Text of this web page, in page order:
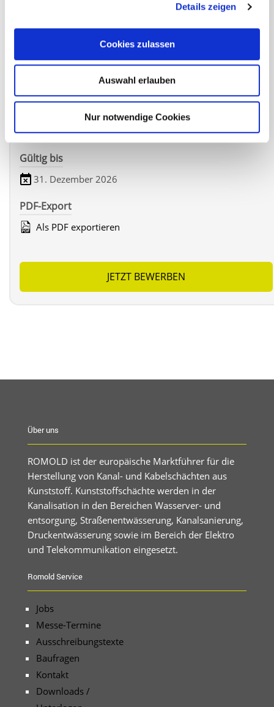
Details zeigen
Cookies zulassen
Auswahl erlauben
Nur notwendige Cookies
Im Untergrund 1, Teisendorf, Bayern, 83317,
i.d.R.: 06:30 - 15:30 Uhr
Gültig bis
31. Dezember 2026
PDF-Export
Als PDF exportieren
JETZT BEWERBEN
Über uns
ROMOLD ist der europäische Marktführer für die
Herstellung von Kanal- und Kabelschächten aus
Kunststoff. Kunststoffschächte werden in der
Kanalisation in den Bereichen Wasserver- und
entsorgung, Straßenentwässerung, Kanalsanierung,
Druckentwässerung sowie im Bereich der Elektro
und Telekommunikation eingesetzt.
Romold Service
Jobs
Messe-Termine
Ausschreibungstexte
Baufragen
Kontakt
Downloads /